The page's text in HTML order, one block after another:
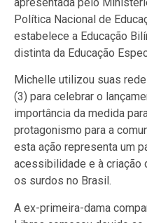
Política Nacional de
estabelece a Educação
distinta da Educação
Michelle utilizou suas
(3) para celebrar o
importância da medida
protagonismo para a
esta ação representa um
acessibilidade e à criação
os surdos no Brasil.
A ex-primeira-dama